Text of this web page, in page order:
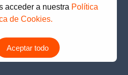
acceder a nuestra Política
de Cookies.
Aceptar todo
information).